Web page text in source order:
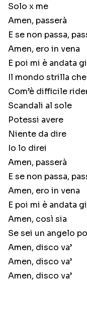
Solo x me
Amen, passerà
E se non passa,
Amen, ero in vena
E poi mi è andata
Il mondo strilla
Com’è difficile
Scandali al sole
Potessi avere
Niente da dire
Io lo direi
Amen, passerà
E se non passa,
Amen, ero in vena
E poi mi è andata
Amen, così sia
Se sei un angelo
Amen, disco va’
Amen, disco va’
Amen, disco va’